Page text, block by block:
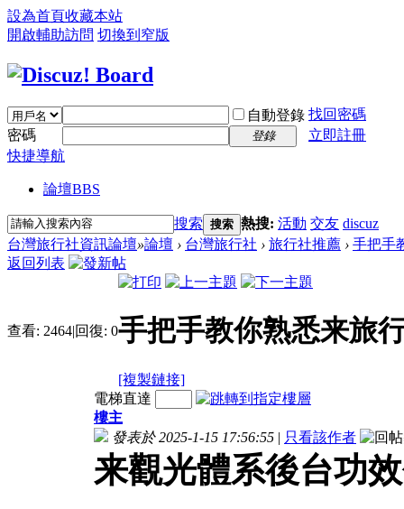
設為首頁收藏本站
開啟輔助訪問 切換到窄版
自動登錄 找回密碼
密碼
登錄
立即註冊
快捷導航
論壇BBS
搜索 搜索 熱搜: 活動 交友 discuz
台灣旅行社資訊論壇»論壇 › 台灣旅行社 › 旅行社推薦 › 手把手
返回列表
查看: 2464|回復: 0手把手教你熟悉来旅
[複製鏈接]
電梯直達
樓主
發表於 2025-1-15 17:56:55 | 只看該作者
来觀光體系後台功